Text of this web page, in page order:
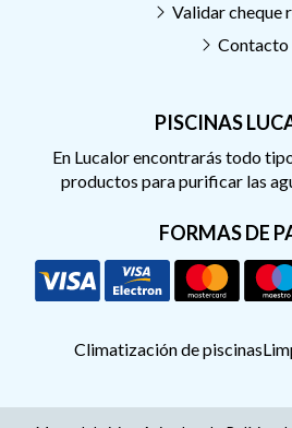
PISCINAS
En Lucalor encontrarás todo
productos para purificar las
FORMAS DE
Validar cheque
Contacto
Climatización de piscinas